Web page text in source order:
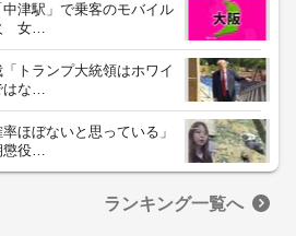
中津駅」で乗客のモバイル
女…
トランプ大統領はホワイ
はな…
ほぼないと思っている」
懲役…
ランキング一覧へ